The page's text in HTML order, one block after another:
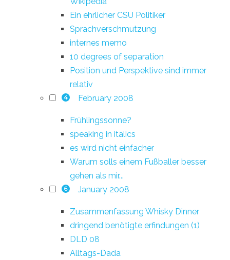
Ein ehrlicher CSU Politiker
Sprachverschmutzung
internes memo
10 degrees of separation
Position und Perspektive sind immer
relativ
4 February 2008
Frühlingssonne?
speaking in italics
es wird nicht einfacher
Warum solls einem Fußballer besser
gehen als mir...
6 January 2008
Zusammenfassung Whisky Dinner
dringend benötigte erfindungen (1)
DLD 08
Alltags-Dada